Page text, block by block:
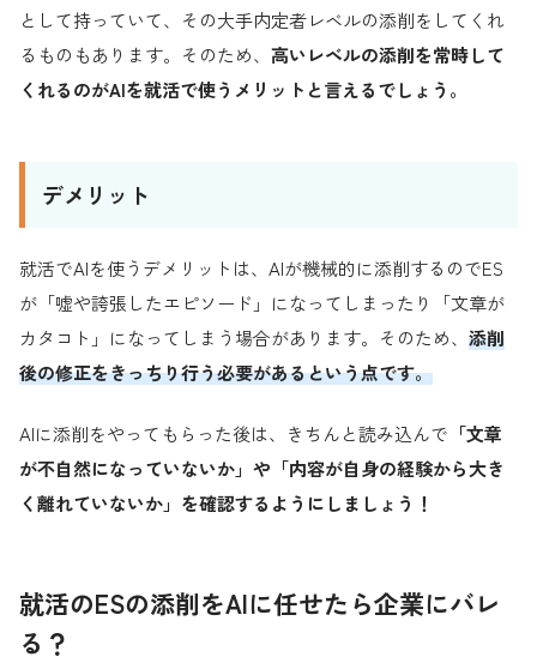
として持っていて、その大手内定者レベルの添削をしてくれ
るものもあります。そのため、 高いレベルの添削を常時して
くれるのがAIを就活で使うメリットと言えるでしょう。
デメリット
就活でAIを使うデメリットは、AIが機械的に添削するのでES
が「嘘や誇張したエピソード」になってしまったり「文章が
カタコト」になってしまう場合があります。そのため、 添削
後の修正をきっちり行う必要があるという点です。
AIに添削をやってもらった後は、きちんと読み込んで 「文章
が不自然になっていないか」や「内容が自身の経験から大き
く離れていないか」を確認するようにしましょう！
就活のESの添削をAIに任せたら企業にバレ
る？